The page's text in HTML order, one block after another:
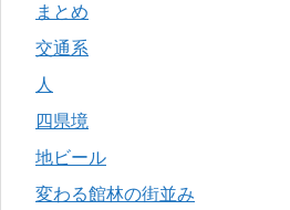
まとめ
交通系
人
四県境
地ビール
変わる館林の街並み